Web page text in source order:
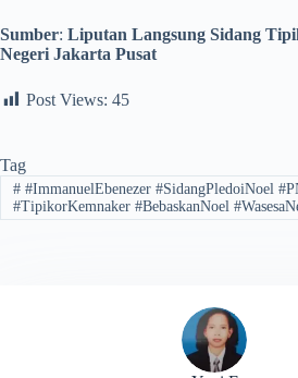
Sumber: Liputan Langsung Sidang
Negeri Jakarta Pusat
Post Views: 45
Tag
##ImmanuelEbenezer #SidangPledoiNoel
#TipikorKemnaker #BebaskanNoel